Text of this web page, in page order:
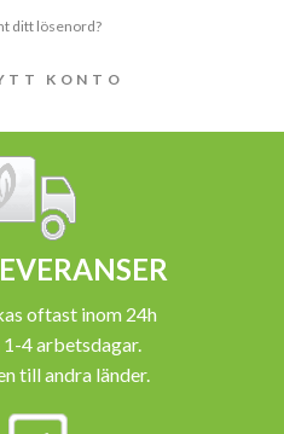
ditt lösenord?
KONTO
oftast inom 24h
4 arbetsdagar.
till andra länder.